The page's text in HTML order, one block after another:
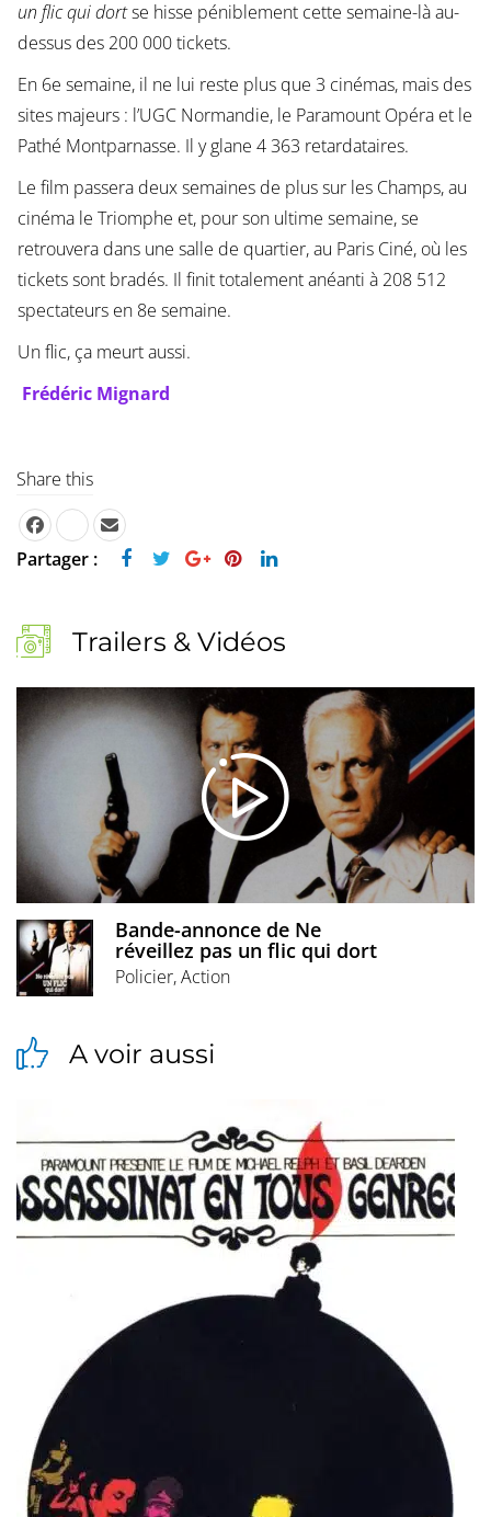
un flic qui dortse hisse péniblement cette semaine-là au-
dessus des 200 000 tickets.
En 6e semaine, il ne lui reste plus que 3 cinémas, mais des
sites majeurs : l’UGC Normandie, le Paramount Opéra et le
Pathé Montparnasse. Il y glane 4 363 retardataires.
Le film passera deux semaines de plus sur les Champs, au
cinéma le Triomphe et, pour son ultime semaine, se
retrouvera dans une salle de quartier, au Paris Ciné, où les
tickets sont bradés. Il finit totalement anéanti à 208 512
spectateurs en 8e semaine.
Un flic, ça meurt aussi.
Frédéric Mignard
Share this
Partager :
Trailers & Vidéos
Bande-annonce de Ne
réveillez pas un flic qui dort
Policier, Action
A voir aussi